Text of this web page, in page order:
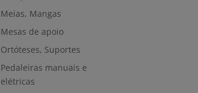
Meias, Mangas
Mesas de apoio
Ortóteses, Suportes
Pedaleiras manuais e
elétricas